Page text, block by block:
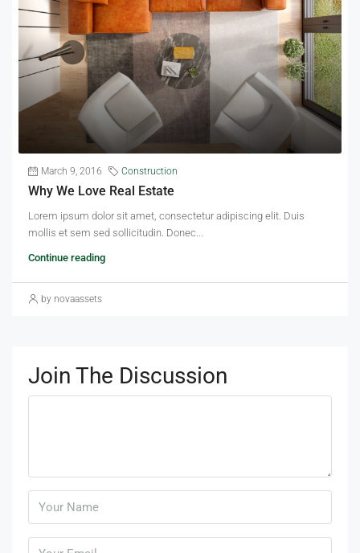
March 9, 2016 Construction
Why We Love Real Estate
Lorem ipsum dolor sit amet, consectetur adipiscing elit. Duis
mollis et sem sed sollicitudin. Donec...
Continue reading
by novaassets
Join The Discussion